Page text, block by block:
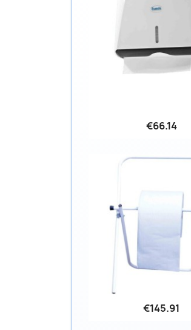
Quick view
€66.14
Quick view
€145.91